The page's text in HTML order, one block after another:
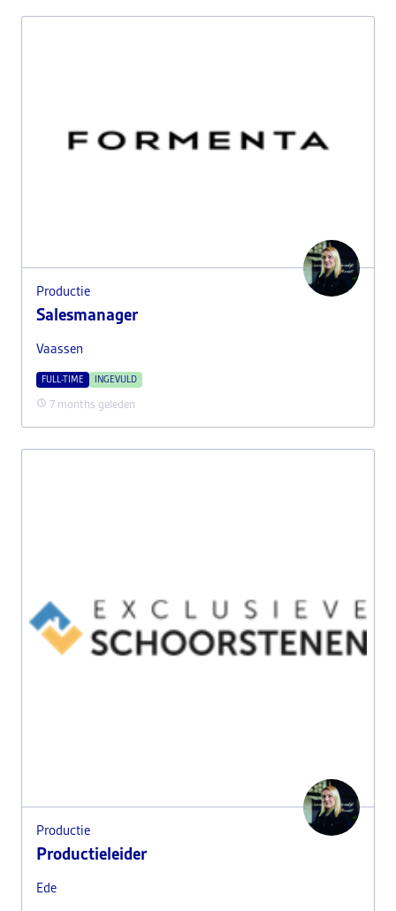
Productie
Salesmanager
Vaassen
FULL-TIME INGEVULD
7 months geleden
Productie
Productieleider
Ede